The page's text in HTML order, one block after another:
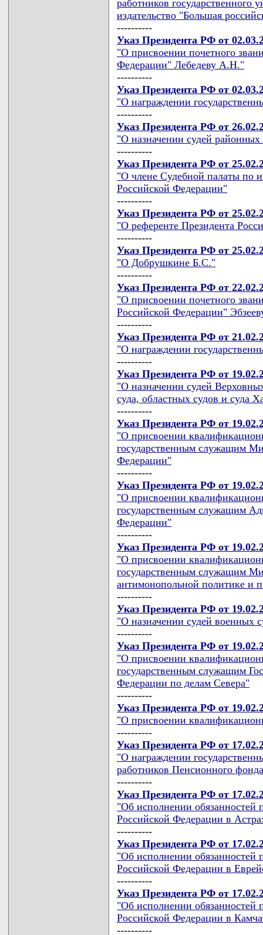
работников государственного
издательство "Большая
----------
Указ Президента РФ от
"О присвоении почетного
Федерации" Лебедеву А.Н."
----------
Указ Президента РФ от
"О награждении
----------
Указ Президента РФ от
"О назначении судей районных
----------
Указ Президента РФ от
"О члене Судебной палаты по
Российской Федерации"
----------
Указ Президента РФ от
"О референте Президента
----------
Указ Президента РФ от
"О Добрушкине Б.С."
----------
Указ Президента РФ от
"О присвоении почетного
Российской Федерации"
----------
Указ Президента РФ от
"О награждении
----------
Указ Президента РФ от
"О назначении судей
суда, областных судов и суда
----------
Указ Президента РФ от
"О присвоении
государственным служащим
Федерации"
----------
Указ Президента РФ от
"О присвоении
государственным служащим
Федерации"
----------
Указ Президента РФ от
"О присвоении
государственным служащим
антимонопольной политике и
----------
Указ Президента РФ от
"О назначении судей военных
----------
Указ Президента РФ от
"О присвоении
государственным служащим
Федерации по делам Севера"
----------
Указ Президента РФ от
"О присвоении
----------
Указ Президента РФ от
"О награждении
работников Пенсионного
----------
Указ Президента РФ от
"Об исполнении обязанностей
Российской Федерации в
----------
Указ Президента РФ от
"Об исполнении обязанностей
Российской Федерации в
----------
Указ Президента РФ от
"Об исполнении обязанностей
Российской Федерации в
----------